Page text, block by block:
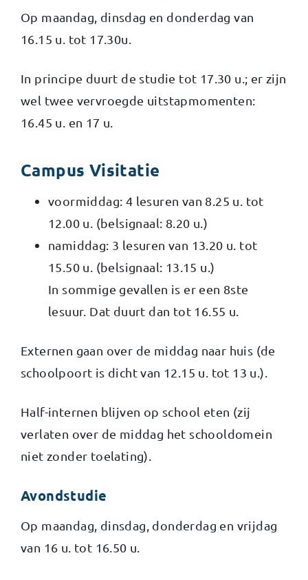
Op maandag, dinsdag en donderdag van
16.15 u. tot 17.30u.
In principe duurt de studie tot 17.30 u.; er zijn
wel twee vervroegde uitstapmomenten:
16.45 u. en 17 u.
Campus Visitatie
voormiddag: 4 lesuren van 8.25 u. tot
12.00 u. (belsignaal: 8.20 u.)
namiddag: 3 lesuren van 13.20 u. tot
15.50 u. (belsignaal: 13.15 u.)
In sommige gevallen is er een 8ste
lesuur. Dat duurt dan tot 16.55 u.
Externen gaan over de middag naar huis (de
schoolpoort is dicht van 12.15 u. tot 13 u.).
Half-internen blijven op school eten (zij
verlaten over de middag het schooldomein
niet zonder toelating).
Avondstudie
Op maandag, dinsdag, donderdag en vrijdag
van 16 u. tot 16.50 u.